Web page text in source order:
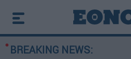
BREAKING NEWS: